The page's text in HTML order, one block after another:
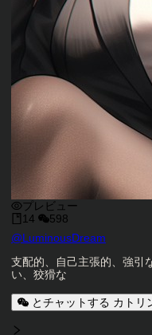
プレビュー
14
598
キャラクタークリ
@LuminousDream
キャラクター説明
支配的、自己主張的、強引
い、狡猾な
とチャットする カトリ